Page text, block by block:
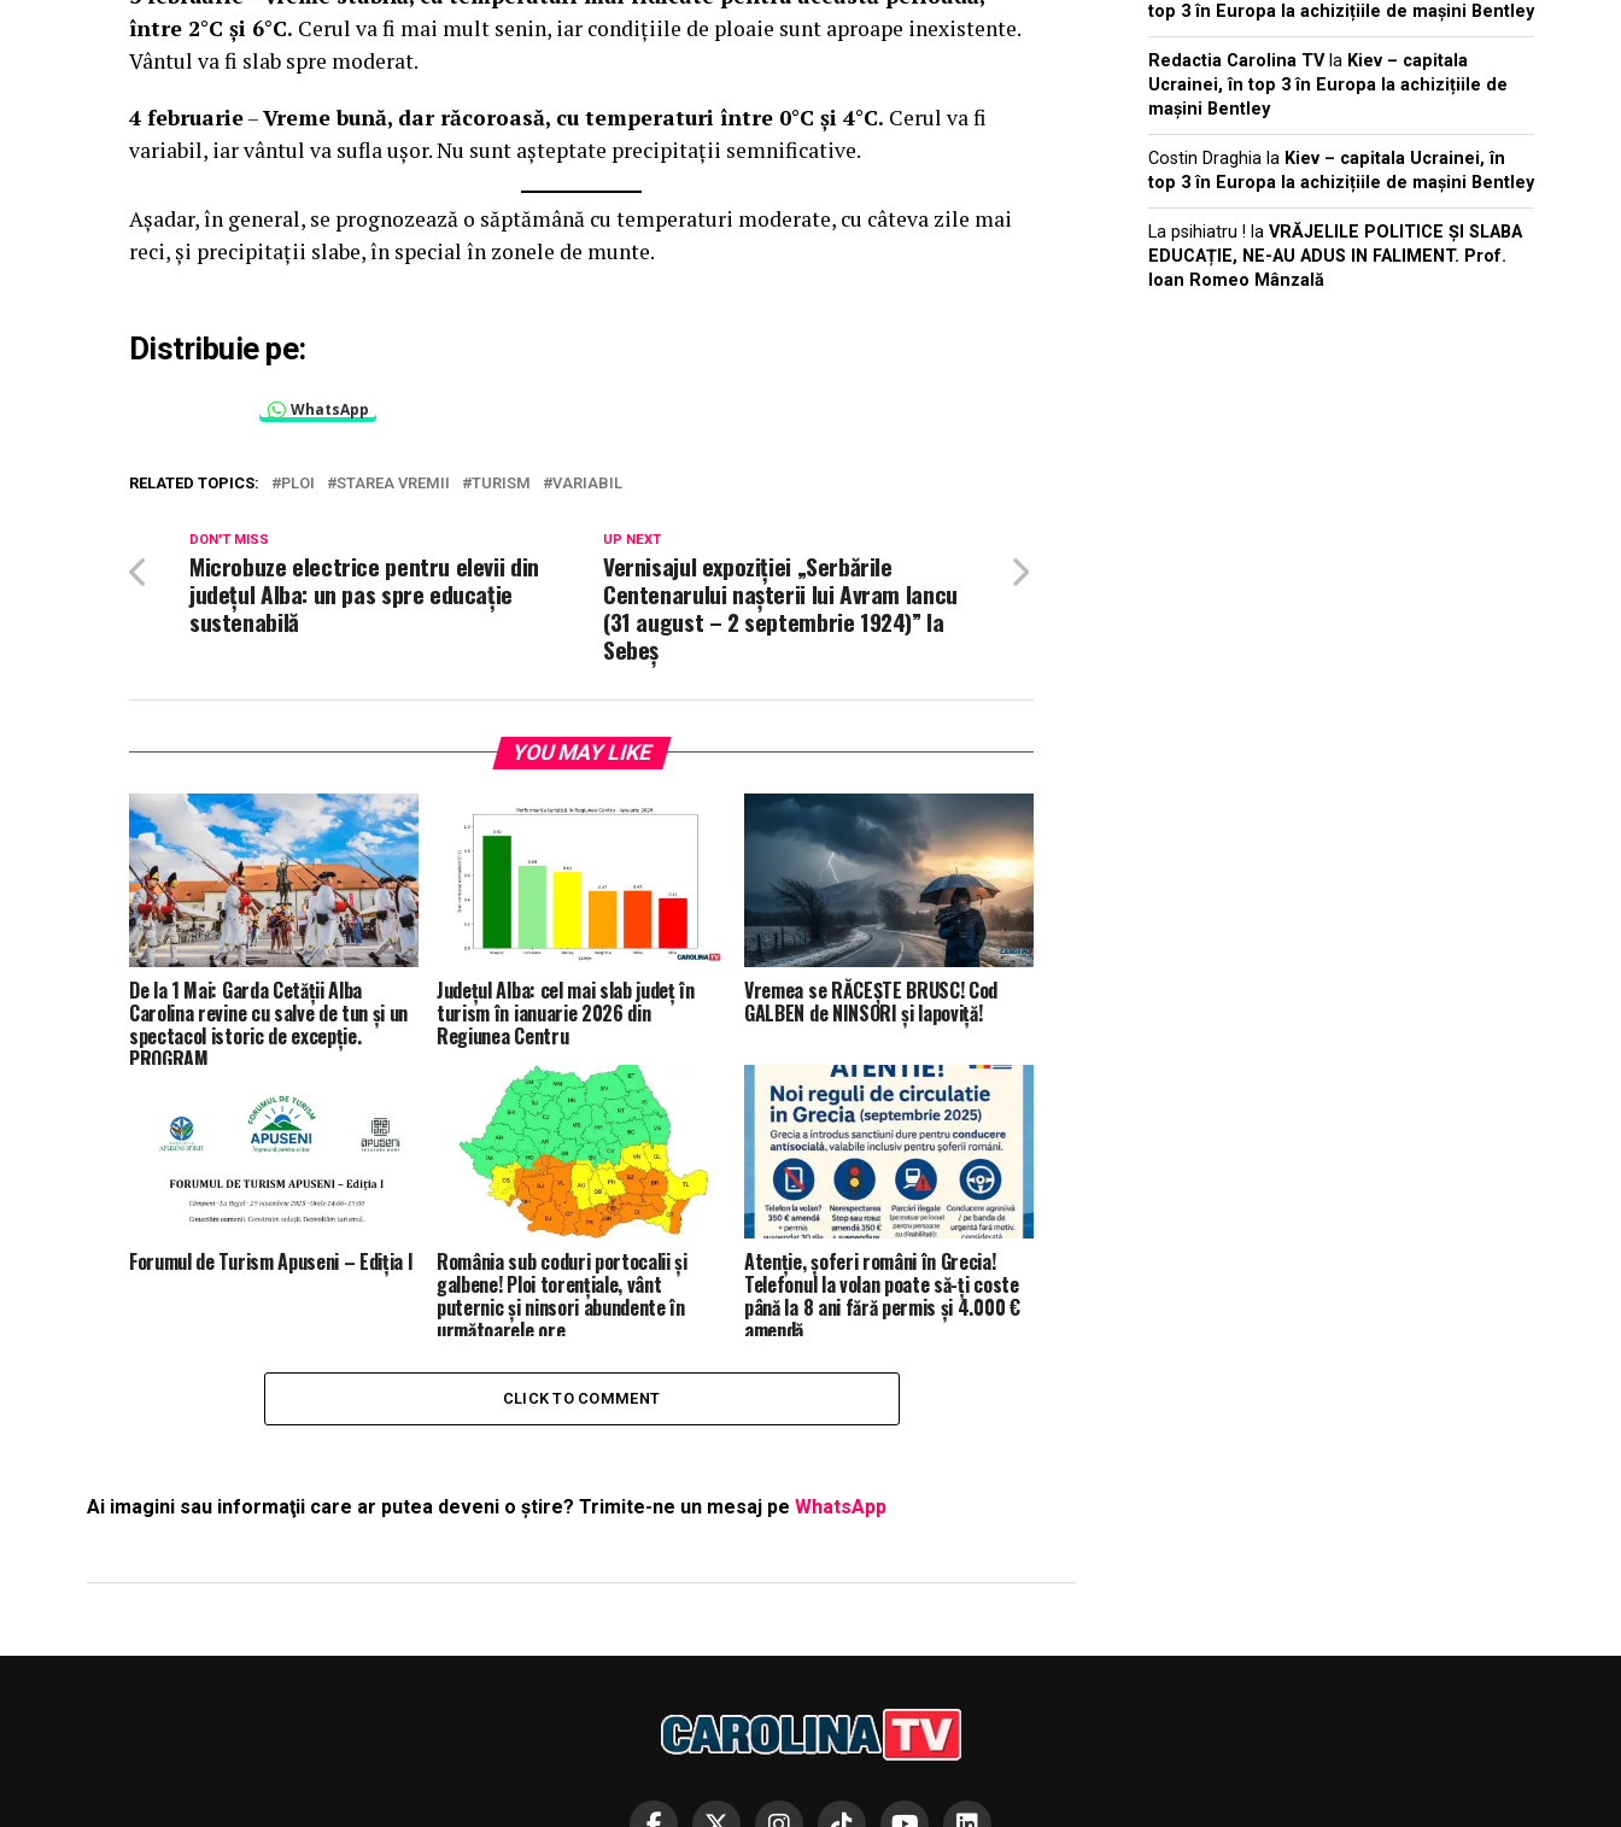
între 2°C și 6°C. Cerul va fi mai mult senin, iar condițiile de ploaie sunt aproape inexistente.
Vântul va fi slab spre moderat.
4 februarie–Vreme bună, dar răcoroasă, cu temperaturi între 0°C și 4°C. Cerul va fi
variabil, iar vântul va sufla ușor. Nu sunt așteptate precipitații semnificative.
Așadar, în general, se prognozează o săptămână cu temperaturi moderate, cu câteva zile mai
reci, și precipitații slabe, în special în zonele de munte.
Distribuie pe:
WhatsApp
RELATED TOPICS: PLOI STAREA VREMII TURISM VARIABIL
UP NEXT
Vernisajul expoziției „Serbările
Centenarului nașterii lui Avram Iancu
(31 august – 2 septembrie 1924)” la
Sebeș
DON'T MISS
Microbuze electrice pentru elevii din
județul Alba: un pas spre educație
sustenabilă
YOU MAY LIKE
De la 1 Mai: Garda Cetății Alba
Carolina revine cu salve de tun și un
spectacol istoric de excepție.
PROGRAM
Județul Alba: cel mai slab județ în
turism în ianuarie 2026 din
Regiunea Centru
Vremea se RĂCEȘTE BRUSC! Cod
GALBEN de NINSORI și lapoviță!
Forumul de Turism Apuseni – Ediția I România sub coduri portocalii și
galbene! Ploi torențiale, vânt
puternic și ninsori abundente în
următoarele ore
Atenție, șoferi români în Grecia!
Telefonul la volan poate să-ți coste
până la 8 ani fără permis și 4.000 €
amendă
CLICK TO COMMENT
Ai imagini sau informaţii care ar putea deveni o ştire? Trimite-ne un mesaj pe WhatsApp
top 3 în Europa la achizițiile de mașini Bentley
Redactia Carolina TVla Kiev – capitala
Ucrainei, în top 3 în Europa la achizițiile de
mașini Bentley
Costin Draghia la Kiev – capitala Ucrainei, în
top 3 în Europa la achizițiile de mașini Bentley
La psihiatru ! la VRĂJELILE POLITICE ȘI SLABA
EDUCAȚIE, NE-AU ADUS IN FALIMENT. Prof.
Ioan Romeo Mânzală